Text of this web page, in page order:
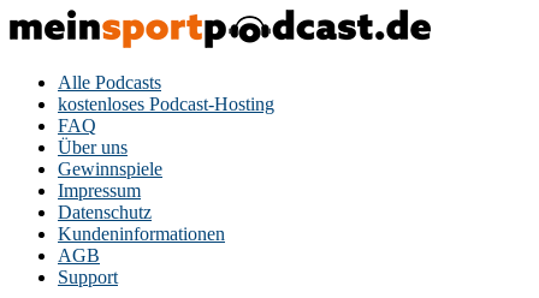
Alle Podcasts
kostenloses Podcast-Hosting
FAQ
Über uns
Gewinnspiele
Impressum
Datenschutz
Kundeninformationen
AGB
Support